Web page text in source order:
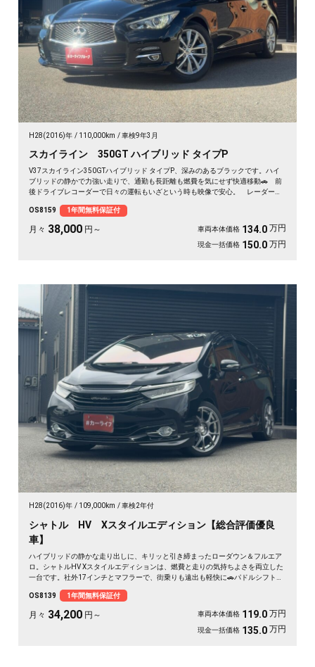
H28(2016)年 110,000km 車検9年3月
スカイライン 350GT ハイブリッド タイプP
V37スカイライン350GTハイブリッド タイプP、深みのあるブラックです。ハイ
ブリッドの静かで力強い走りで、通勤も長距離も燃費を気にせず快適移動🚗 前
後ドライブレコーダーで日々の運転もいざという時も映像で安心。 レーダーク
と停められます。 仕事帰りにふらっと遠出したくなる、そんな相棒です✨ 高
級セダンがお値打ち、《1年保証付》で気持ちよく乗り出せます💫👍
OS8159 1年間無料保証付
月々 38,000 円～ 車両本体価格 134.0 万円
現金一括価格 150.0 万円
H28(2016)年 109,000km 車検2年付
シャトル HV Xスタイルエディション【総合評価優良
車】
ハイブリッドの静かな走り出しに、キリッと引き締まったローダウン＆フルエア
ロ。シャトルHV Xスタイルエディションは、燃費と走りの気持ちよさを両立した
一台です。社外17インチとマフラーで、街乗りも遠出も軽快に🚗パドルシフトで
心。仕事帰りにふらっと寄り道、休日は荷物を積んでロングドライブへ✨走りに
こだわる方に《1年保証付》💫
OS8139 1年間無料保証付
月々 34,200 円～ 車両本体価格 119.0 万円
現金一括価格 135.0 万円